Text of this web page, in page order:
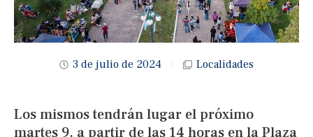
3 de julio de 2024 Localidades
Los mismos tendrán lugar el próximo
martes 9, a partir de las 14 horas en la Plaza